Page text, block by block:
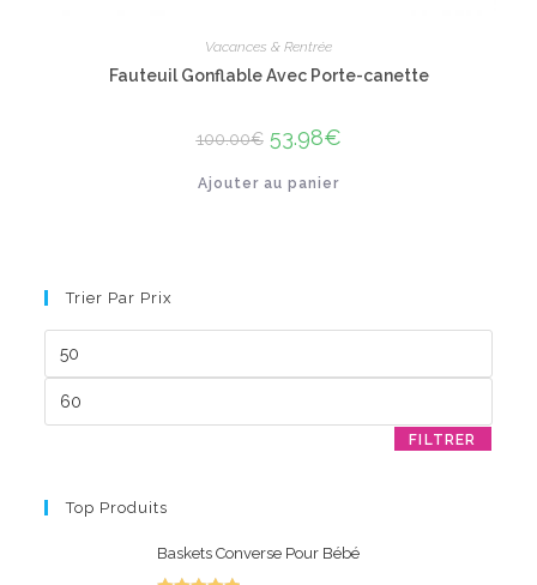
Vacances & Rentrée
Fauteuil Gonflable Avec Porte-canette
100.00€ Le
prix
était :
53.98€Le
Ajouter au panier
Trier Par Prix
min
FILTRER
Top Produits
Baskets Converse Pour Bébé